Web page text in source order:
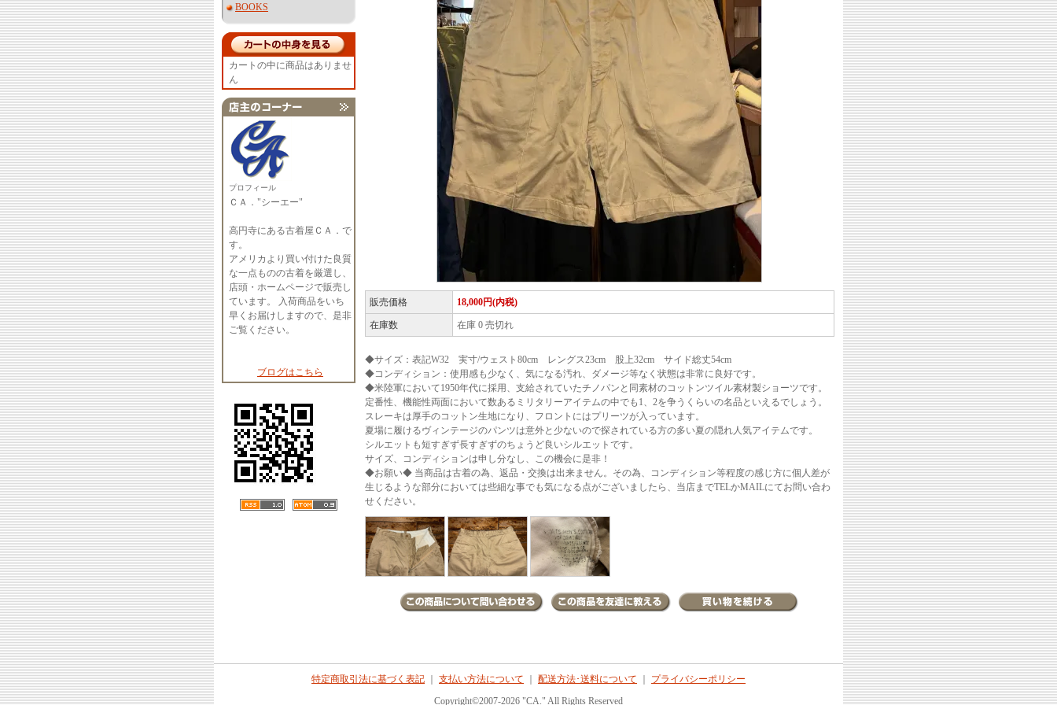
BOOKS
カートの中に商品はありませ
ん
プロフィール
ＣＡ．"シーエー"
高円寺にある古着屋ＣＡ．で
す。
アメリカより買い付けた良質
な一点ものの古着を厳選し、
店頭・ホームページで販売し
ています。 入荷商品をいち
早くお届けしますので、是非
ご覧ください。
ブログはこちら
販売価格 18,000円(内税)
在庫数 在庫 0 売切れ
◆サイズ：表記W32 実寸/ウェスト80cm レングス23cm 股上32cm サイド総丈54cm
◆コンディション：使用感も少なく、気になる汚れ、ダメージ等なく状態は非常に良好です。
◆米陸軍において1950年代に採用、支給されていたチノパンと同素材のコットンツイル素材製ショーツです。
定番性、機能性両面において数あるミリタリーアイテムの中でも1、2を争うくらいの名品といえるでしょう。
スレーキは厚手のコットン生地になり、フロントにはプリーツが入っています。
夏場に履けるヴィンテージのパンツは意外と少ないので探されている方の多い夏の隠れ人気アイテムです。
シルエットも短すぎず長すぎずのちょうど良いシルエットです。
サイズ、コンディションは申し分なし、この機会に是非！
◆お願い◆ 当商品は古着の為、返品・交換は出来ません。その為、コンディション等程度の感じ方に個人差が
生じるような部分においては些細な事でも気になる点がございましたら、当店までTELかMAILにてお問い合わ
せください。
特定商取引法に基づく表記 支払い方法について 配送方法･送料について
プライバシーポリシー
Copyright©2007-2026 "CA." All Rights Reserved